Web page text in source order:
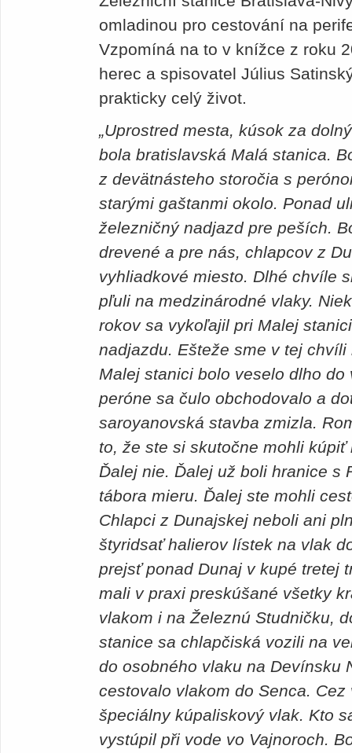
omladinou pro cestování na
Vzpomíná na to v knížce z roku
herec a spisovatel Július
prakticky celý život.
„Uprostred mesta, kúsok za
bola bratislavská Malá stanica.
z devätnásteho storočia s
starými gaštanmi okolo. Ponad
železničný nadjazd pre peších.
drevené a pre nás, chlapcov z
vyhliadkové miesto. Dlhé chvíle
pľuli na medzinárodné vlaky.
rokov sa vykoľajil pri Malej
nadjazdu. Ešteže sme v tej
Malej stanici bolo veselo dlho
peróne sa čulo obchodovalo a
saroyanovská stavba zmizla.
to, že ste si skutočne mohli
Ďalej nie. Ďalej už boli hranice s
tábora mieru. Ďalej ste mohli
Chlapci z Dunajskej neboli ani
štyridsať halierov lístek na vlak
prejsť ponad Dunaj v kupé tretej
mali v praxi preskúšané všetky
vlakom i na Železnú Studničku,
stanice sa chlapčiská vozili na
do osobného vlaku na Devínsku
cestovalo vlakom do Senca.
špeciálny kúpaliskový vlak. Kto
vystúpil při vode vo Vajnoroch.